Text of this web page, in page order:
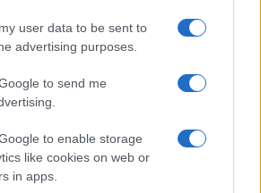
user data to be sent to
advertising purposes.
to send me
to enable storage
like cookies on web or
in apps.
la sinistra lo
Guccini era un
gradita al potere